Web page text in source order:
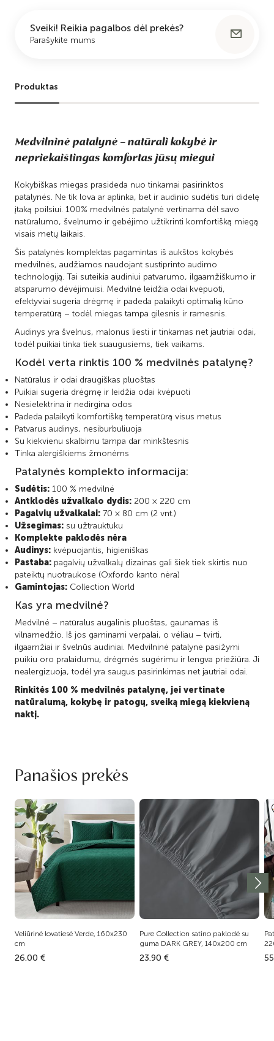
Sveiki! Reikia pagalbos dėl prekės?
Parašykite mums
Produktas
Medvilninė patalynė – natūrali kokybė ir
nepriekaištingas komfortas jūsų miegui
Kokybiškas miegas prasideda nuo tinkamai pasirinktos
patalynės. Ne tik lova ar aplinka, bet ir audinio sudėtis turi didelę
įtaką poilsiui. 100% medvilnės patalynė vertinama dėl savo
natūralumo, švelnumo ir gebėjimo užtikrinti komfortišką miegą
visais metų laikais.
Šis patalynės komplektas pagamintas iš aukštos kokybės
medvilnės, audžiamos naudojant sustiprinto audimo
technologiją. Tai suteikia audiniui patvarumo, ilgaamžiškumo ir
atsparumo dėvėjimuisi. Medvilnė leidžia odai kvėpuoti,
efektyviai sugeria drėgmę ir padeda palaikyti optimalią kūno
temperatūrą – todėl miegas tampa gilesnis ir ramesnis.
Audinys yra švelnus, malonus liesti ir tinkamas net jautriai odai,
todėl puikiai tinka tiek suaugusiems, tiek vaikams.
Kodėl verta rinktis 100 % medvilnės patalynę?
Natūralus ir odai draugiškas pluoštas
Puikiai sugeria drėgmę ir leidžia odai kvėpuoti
Nesielektrina ir nedirgina odos
Padeda palaikyti komfortišką temperatūrą visus metus
Patvarus audinys, nesiburbuliuoja
Su kiekvienu skalbimu tampa dar minkštesnis
Tinka alergiškiems žmonėms
Patalynės komplekto informacija:
Sudėtis: 100 % medvilnė
Antklodės užvalkalo dydis: 200 × 220 cm
Pagalvių užvalkalai: 70 × 80 cm (2 vnt.)
Užsegimas: su užtrauktuku
Komplekte paklodės nėra
Audinys: kvėpuojantis, higieniškas
Pastaba: pagalvių užvalkalų dizainas gali šiek tiek skirtis nuo
pateiktų nuotraukose (Oxfordo kanto nėra)
Gamintojas: Collection World
Kas yra medvilnė?
Medvilnė – natūralus augalinis pluoštas, gaunamas iš
vilnamedžio. Iš jos gaminami verpalai, o vėliau – tvirti,
ilgaamžiai ir švelnūs audiniai. Medvilninė patalynė pasižymi
puikiu oro pralaidumu, drėgmės sugėrimu ir lengva priežiūra. Ji
nealergizuoja, todėl yra saugus pasirinkimas net jautriai odai.
Rinkitės 100 % medvilnės patalynę, jei vertinate
natūralumą, kokybę ir patogų, sveiką miegą kiekvieną
naktį.
Panašios prekės
Veliūrinė lovatiesė Verde, 160x230
cm
26.00 €
Pure Collection satino paklodė su
guma DARK GREY, 140x200 cm
23.90 €